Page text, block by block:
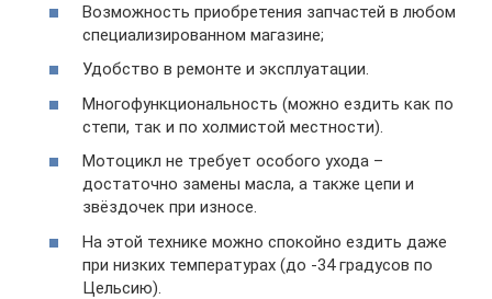
Возможность приобретения запчастей в любом
специализированном магазине;
Удобство в ремонте и эксплуатации.
Многофункциональность (можно ездить как по
степи, так и по холмистой местности).
Мотоцикл не требует особого ухода –
достаточно замены масла, а также цепи и
звёздочек при износе.
На этой технике можно спокойно ездить даже
при низких температурах (до -34 градусов по
Цельсию).